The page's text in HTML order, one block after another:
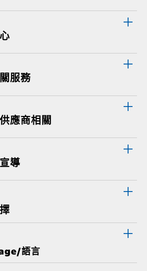
服務
應商相關
導
語言